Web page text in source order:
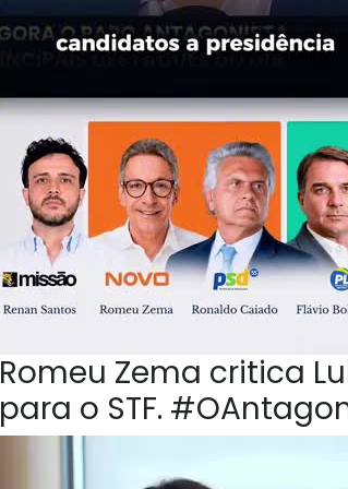
Romeu Zema critica
para o STF.